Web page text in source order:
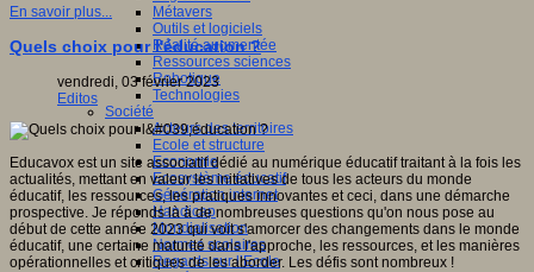
Métavers
Outils et logiciels
Réalité augmentée
Ressources sciences
Robotique
Technologies
Société
Acteurs des territoires
Ecole et structure
Economie
Ecosystème éducatif
Génération internet
Handicap
Mondialisation
Normes scolaires
Regards sur l’Ecole
En savoir plus...
Quels choix pour l'éducation ?
vendredi, 03 février 2023
Editos
Educavox est un site associatif dédié au numérique éducatif traitant à la fois les
actualités, mettant en valeur les initiatives de tous les acteurs du monde
éducatif, les ressources, les pratiques innovantes et ceci, dans une démarche
prospective. Je réponds là à de nombreuses questions qu'on nous pose au
début de cette année 2023 qui voit s'amorcer des changements dans le monde
éducatif, une certaine maturité dans l'approche, les ressources, et les manières
opérationnelles et critiques de les aborder. Les défis sont nombreux !